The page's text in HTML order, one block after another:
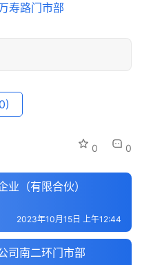
注册
0 0
（有限合伙）
2023年10月15日 上午12:44
司南二环门市部